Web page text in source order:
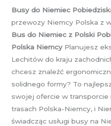
Busy do Niemiec
przewozy Niemcy Polska z
Bus do Niemiec z Polski
Polska Niemcy Planujesz
Lechitów do kraju
chcesz znaleźć
solidnego formy? To
swojej ofercie w transporcie
trasach Polska-Niemcy, i
świadcząc usługi busy na